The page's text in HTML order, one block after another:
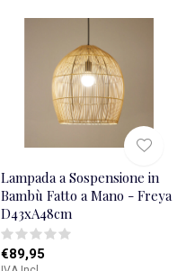
Lampada a Sospensione in
Bambù Fatto a Mano - Freya
D43xA48cm
€89,95